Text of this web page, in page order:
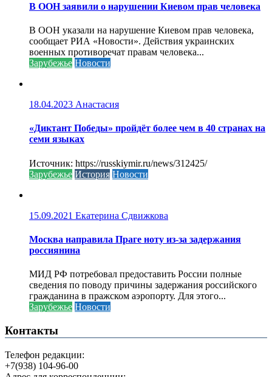
В ООН заявили о нарушении Киевом прав человека
В ООН указали на нарушение Киевом прав человека,
сообщает РИА «Новости». Действия украинских
военных противоречат правам человека...
Зарубежье Новости
18.04.2023 Анастасия
«Диктант Победы» пройдёт более чем в 40 странах на
семи языках
Источник: https://russkiymir.ru/news/312425/
Зарубежье История Новости
15.09.2021 Екатерина Сдвижкова
Москва направила Праге ноту из-за задержания
россиянина
МИД РФ потребовал предоставить России полные
сведения по поводу причины задержания российского
гражданина в пражском аэропорту. Для этого...
Зарубежье Новости
Контакты
Телефон редакции:
+7(938) 104-96-00